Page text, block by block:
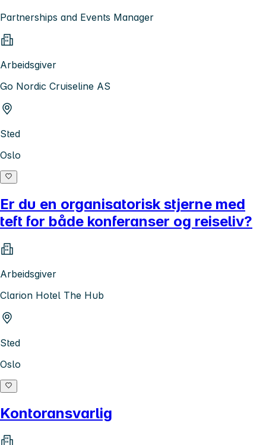
Partnerships and Events Manager
Arbeidsgiver
Go Nordic Cruiseline AS
Sted
Oslo
Er du en organisatorisk stjerne med
teft for både konferanser og reiseliv?
Arbeidsgiver
Clarion Hotel The Hub
Sted
Oslo
Kontoransvarlig